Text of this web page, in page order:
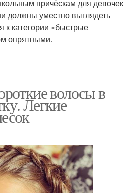
причёскам для девочек
должны уместно выглядеть
к категории «быстрые
опрятными.
волосы в
Легкие